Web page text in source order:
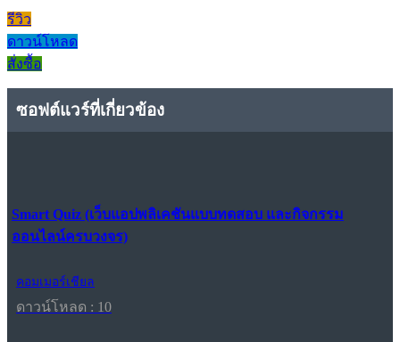
รีวิว
ดาวน์โหลด
สั่งซื้อ
ซอฟต์แวร์ที่เกี่ยวข้อง
Smart Quiz (เว็บแอปพลิเคชันแบบทดสอบ และกิจกรรม
ออนไลน์ครบวงจร)
คอมเมอร์เชียล
ดาวน์โหลด : 10